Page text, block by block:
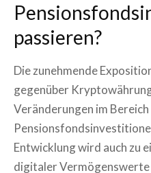
passieren?
Die zunehmende
gegenüber
Veränderungen im
Entwicklung wird auch zu
digitaler